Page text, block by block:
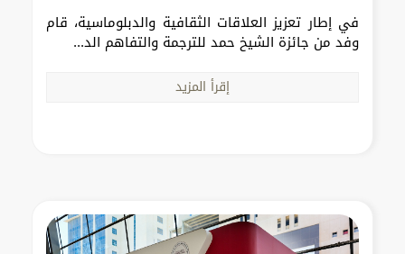
في إطار تعزيز العلاقات الثقافية والدبلوماسية، قام
وفد من جائزة الشيخ حمد للترجمة والتفاهم الد...
إقرأ المزيد